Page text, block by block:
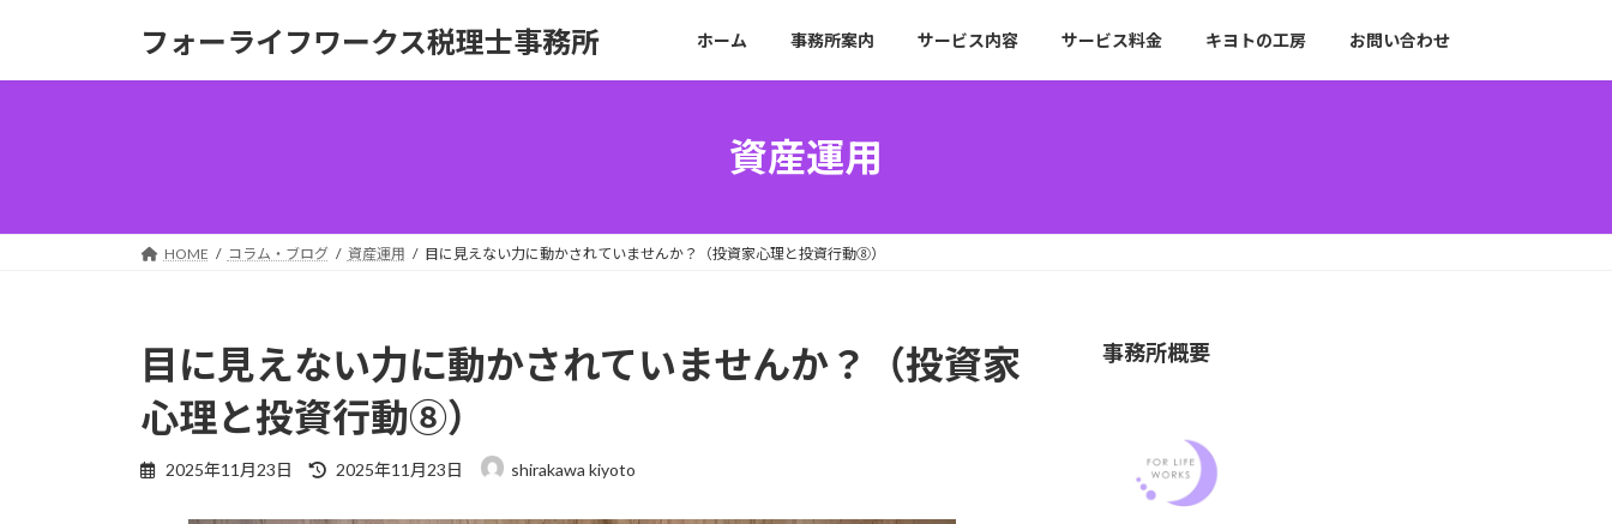
フォーライフワークス税理士事務所 ホーム 事務所案内 サービス内容 サービス料金 キヨトの工房 お問い合わせ
資産運用
HOME コラム・ブログ 資産運用 目に見えない力に動かされていませんか？（投資家心理と投資行動⑧）
目に見えない力に動かされていませんか？（投資家
心理と投資行動⑧）
2025年11月23日
最
2025年11月23日 shirakawa kiyoto
事務所概要